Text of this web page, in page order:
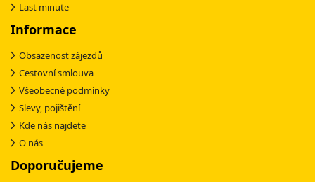
Last minute
Informace
Obsazenost zájezdů
Cestovní smlouva
Všeobecné podmínky
Slevy, pojištění
Kde nás najdete
O nás
Doporučujeme